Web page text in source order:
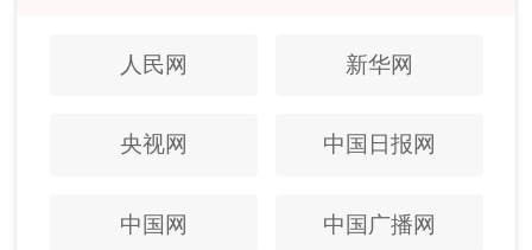
人民网 新华网
央视网 中国日报网
中国网 中国广播网